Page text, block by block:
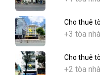
Cho thuê
+3 tòa nhà
Cho thuê
+2 tòa nhà